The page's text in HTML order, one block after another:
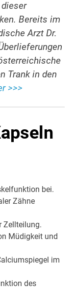
Bereits im
Arzt Dr.
Trank in den
>>>
bei.
Zähne
Zellteilung.
Müdigkeit und
im
des